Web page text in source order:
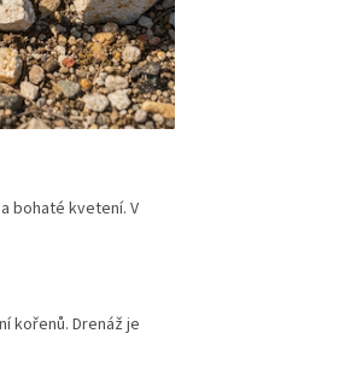
bohaté kvetení. V
kořenů. Drenáž je